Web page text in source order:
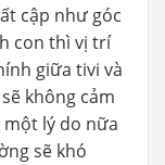
cập như góc
con thì vị trí
giữa tivi và
không cảm
một lý do nữa
sẽ khó